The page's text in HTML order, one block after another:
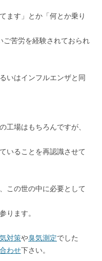
ます」とか「何とか乗り
ご苦労を経験されておられ
いはインフルエンザと同
工場はもちろんですが、
いることを再認識させて
この世の中に必要として
ります。
対策や臭気測定でした
わせ下さい。